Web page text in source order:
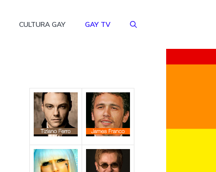
CULTURA GAY GAY TV